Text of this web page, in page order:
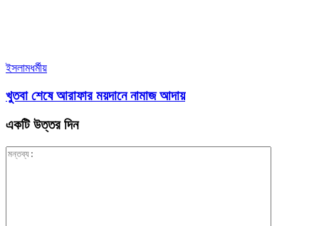
ইসলামধর্মীয়
খুতবা শেষে আরাফার ময়দানে নামাজ আদায়
একটি উত্তর দিন